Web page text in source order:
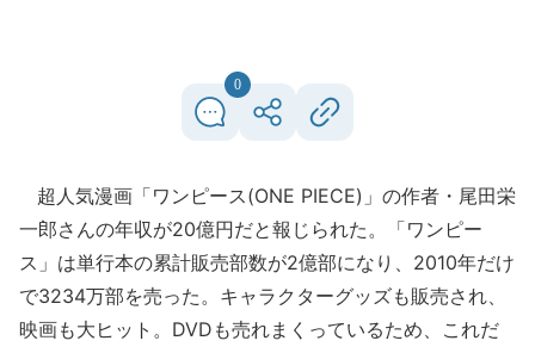
0
超人気漫画「ワンピース(ONE PIECE)」の作者・尾田栄
一郎さんの年収が20億円だと報じられた。「ワンピー
ス」は単行本の累計販売部数が2億部になり、2010年だけ
で3234万部を売った。キャラクターグッズも販売され、
映画も大ヒット。DVDも売れまくっているため、これだ